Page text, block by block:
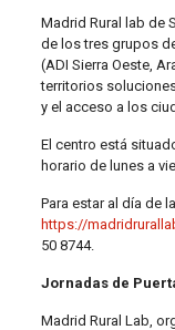
Madrid Rural lab de
de los tres grupos
(ADI Sierra Oeste,
territorios
y el acceso a los
El centro está
horario de lunes a
Para estar al día de
https://
50 8744.
Jornadas de
Madrid Rural Lab,